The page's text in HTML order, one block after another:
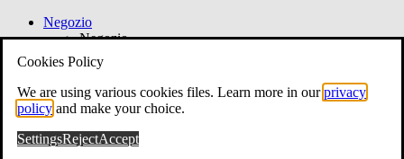
Negozio
Negozio
Voir tout
ORL
ORL
Voir tout
Ambulatorio ORL
Cookies Policy
We are using various cookies files. Learn more in ourprivacy
policy and make your choice.
SettingsRejectAccept